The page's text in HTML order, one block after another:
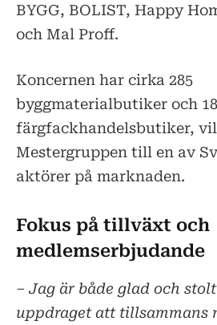
BYGG, BOLIST, Happy
och Mal Proff.
Koncernen har cirka 285
byggmaterialbutiker och
färgfackhandelsbutiker,
Mestergruppen till en av
aktörer på marknaden.
Fokus på tillväxt och
medlemserbjudande
– Jag är både glad och
uppdraget att tillsammans